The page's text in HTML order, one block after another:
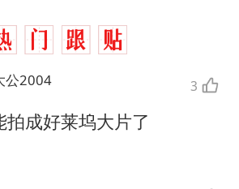
公2004 3
拍成好莱坞大片了